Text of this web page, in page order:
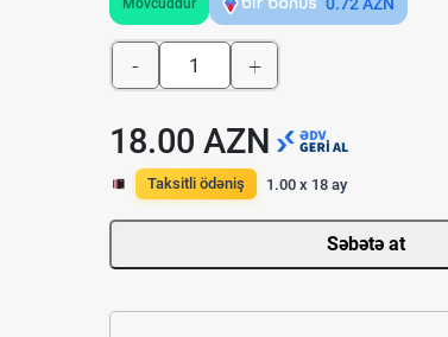
Mövcuddur 0.72AZN
- +
18.00 AZN
Taksitli ödəniş 1.00 x 18 ay
Səbətə at